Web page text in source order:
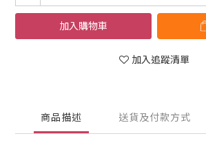
加入購物車
加入追蹤清單
商品描述 送貨及付款方式